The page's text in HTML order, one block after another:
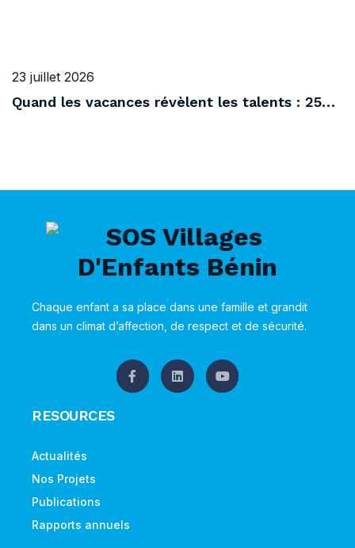
23 juillet 2026
Quand les vacances révèlent les talents : 25…
Chaque enfant a sa place dans une famille et grandit
dans un climat d’affection, de respect et de sécurité.
RESOURCES
Actualités
Nos Projets
Publications
Rapports annuels